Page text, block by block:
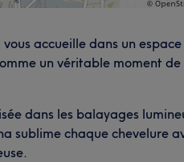
accueille dans un
un véritable moment
dans les balayages
sublime chaque chevelure